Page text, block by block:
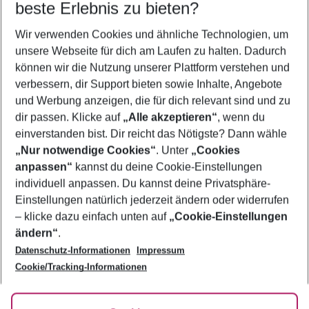
2 Erwachsene Keine Kinder
Mehr Filter anzeigen
Footer
Footer navigation
Über uns
AGB
Bestpreisgarantie
Cookie-Einstellungen ändern
Cookie-Richtlinie
Agenturbetreuung
Barrierefreies Reisen
FAQ
Folge uns
beste Erlebnis zu bieten?
Wir verwenden Cookies und ähnliche Technologien, um
unsere Webseite für dich am Laufen zu halten. Dadurch
können wir die Nutzung unserer Plattform verstehen und
verbessern, dir Support bieten sowie Inhalte, Angebote
und Werbung anzeigen, die für dich relevant sind und zu
dir passen. Klicke auf „Alle akzeptieren“, wenn du
einverstanden bist. Dir reicht das Nötigste? Dann wähle
„Nur notwendige Cookies“. Unter „Cookies
anpassen“ kannst du deine Cookie-Einstellungen
individuell anpassen. Du kannst deine Privatsphäre-
Einstellungen natürlich jederzeit ändern oder widerrufen
– klicke dazu einfach unten auf „Cookie-Einstellungen
ändern“.
Datenschutz-Informationen
Impressum
Cookie/Tracking-Informationen